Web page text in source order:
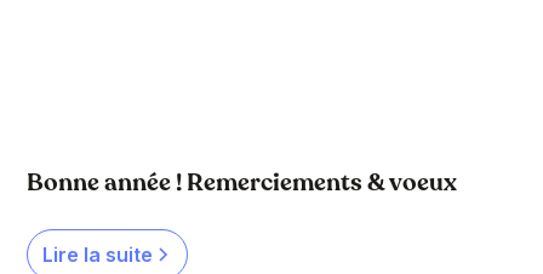
Bonne année ! Remerciements & voeux
Lire la suite